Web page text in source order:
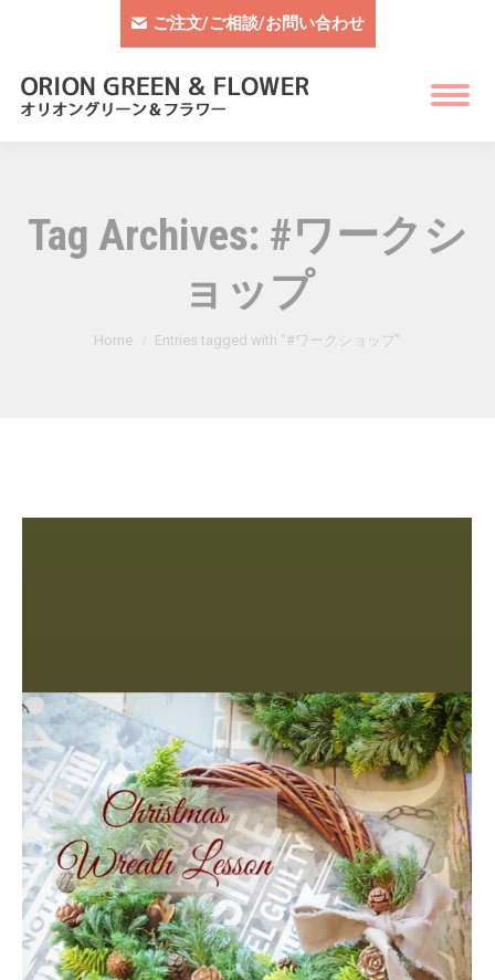
ご注文/ご相談/お問い合わせ
Tag Archives: #ワークシ
ョップ
You are here:
Home Entries tagged with "#ワークショップ"